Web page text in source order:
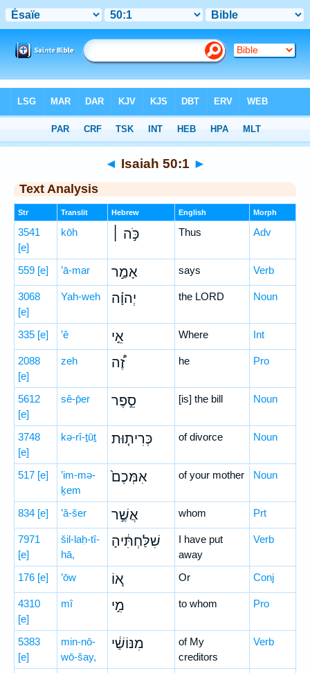
> Isaiah 50:1
◄ Isaiah 50:1 ►
Text Analysis
Str Translit Hebrew English Morph
3541
[e]
kōh כֹּ֣ה ׀ Thus Adv
559 [e] ’ā-mar אָמַ֣ר says Verb
3068
[e]
Yah-weh יְהוָ֗ה the LORD Noun
335 [e] ’ê אֵ֣י Where Int
2088
[e]
zeh זֶ֠ה he Pro
5612
[e]
sê-p̄er סֵ֣פֶר [is] the bill Noun
3748
[e]
kə-rî-ṯūṯ כְּרִית֤וּת of divorce Noun
517 [e]
’im-mə-
ḵem
אִמְּכֶם֙ of your mother Noun
834 [e] ’ă-šer אֲשֶׁ֣ר whom Prt
7971
[e]
šil-laḥ-tî-
hā,
שִׁלַּחְתִּ֔יהָ
I have put
away
Verb
176 [e] ’ōw א֚וֹ Or Conj
4310
[e]
mî מִ֣י to whom Pro
5383
[e]
min-nō-
wō-šay,
מִנּוֹשַׁ֔י
of My
creditors
Verb